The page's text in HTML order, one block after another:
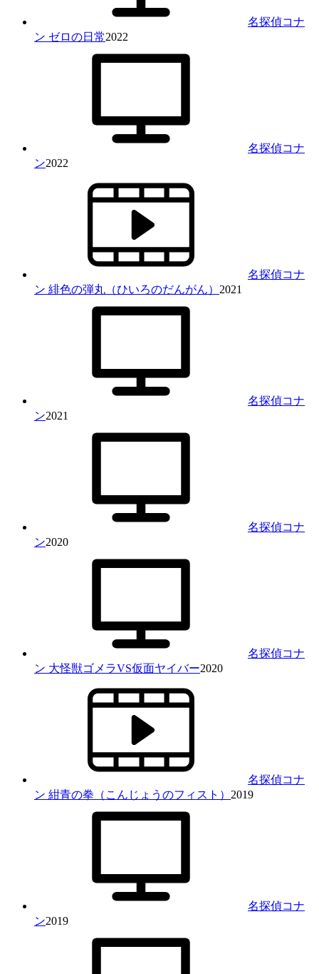
名探偵コナ
ン ゼロの日常2022
名探偵コナ
ン2022
名探偵コナ
ン 緋色の弾丸（ひいろのだんがん） 2021
名探偵コナ
ン2021
名探偵コナ
ン2020
名探偵コナ
ン 大怪獣ゴメラVS仮面ヤイバー2020
名探偵コナ
ン 紺青の拳（こんじょうのフィスト） 2019
名探偵コナ
ン2019